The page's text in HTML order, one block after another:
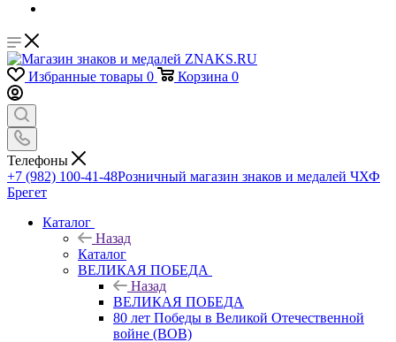
Избранные товары 0 Корзина 0
Телефоны
+7 (982) 100-41-48Розничный магазин знаков и медалей ЧХФ
Брегет
Каталог
Назад
Каталог
ВЕЛИКАЯ ПОБЕДА
Назад
ВЕЛИКАЯ ПОБЕДА
80 лет Победы в Великой Отечественной
войне (ВОВ)